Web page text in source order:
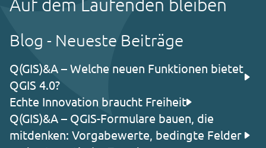
Blog - Neueste Beiträge
Q(GIS)&A – Welche neuen Funktionen bietet
QGIS 4.0?
Echte Innovation braucht Freiheit
Q(GIS)&A – QGIS-Formulare bauen, die
mitdenken: Vorgabewerte, bedingte Felder